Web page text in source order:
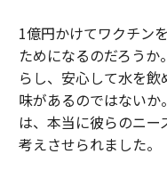
1億円かけてワクチン
ためになるのだろう
らし、安心して水を
味があるのではない
は、本当に彼らのニー
考えさせられました。